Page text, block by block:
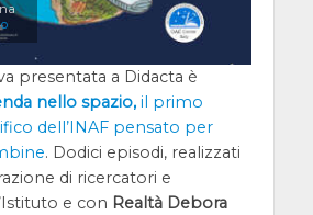
presentata a Didacta è
nello spazio,il primo
dell’INAF pensato per
. Dodici episodi, realizzati
di ricercatori e
e con Realtà Debora